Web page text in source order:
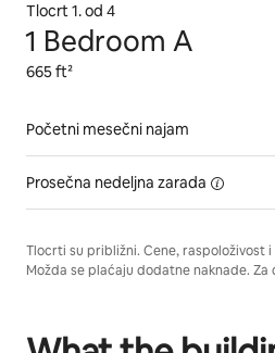
Tlocrt 1. od 4
1 Bedroom A
665 ft²
Početni mesečni najam
Prosečna nedeljna zarada
Tlocrti su približni. Cene, raspoloživost
Možda se plaćaju dodatne naknade.